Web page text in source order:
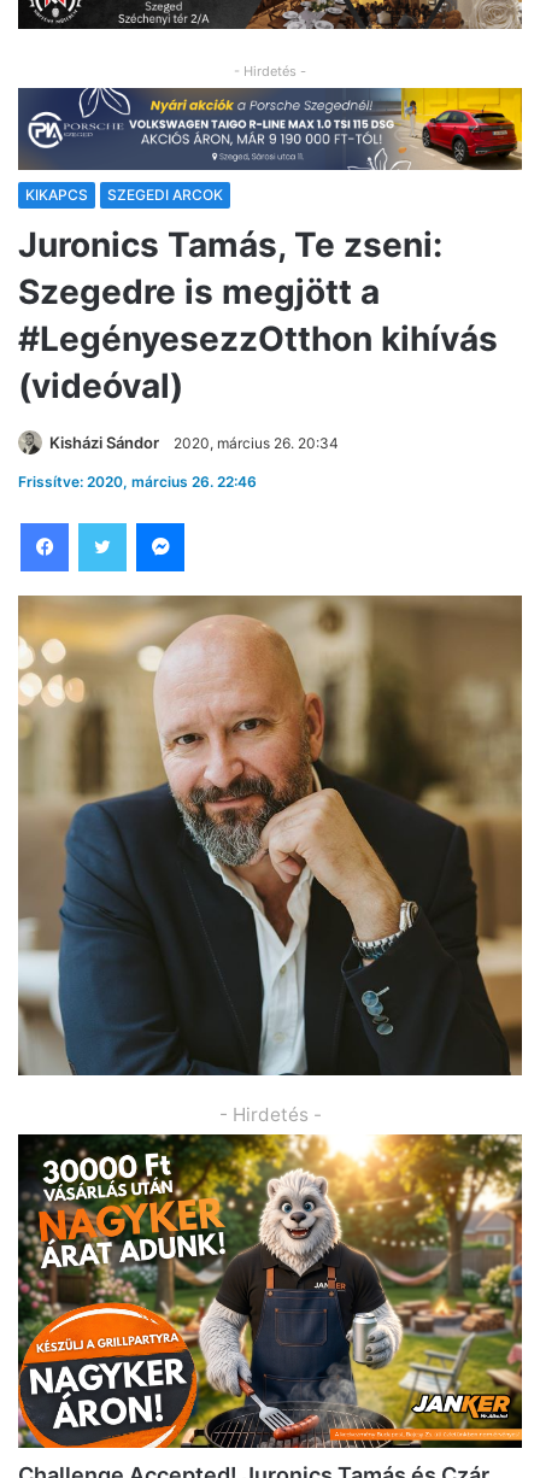
- Hirdetés -
KIKAPCS SZEGEDI ARCOK
Juronics Tamás, Te zseni:
Szegedre is megjött a
#LegényesezzOtthon kihívás
(videóval)
Kisházi Sándor 2020, március 26. 20:34
Frissítve: 2020, március 26. 22:46
- Hirdetés -